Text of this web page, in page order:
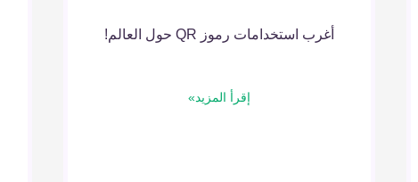
أغرب استخدامات رموز QR حول العالم!
إقرأ المزيد»